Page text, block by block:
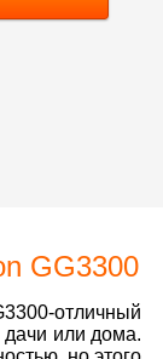
GG3300
отличный
или дома.